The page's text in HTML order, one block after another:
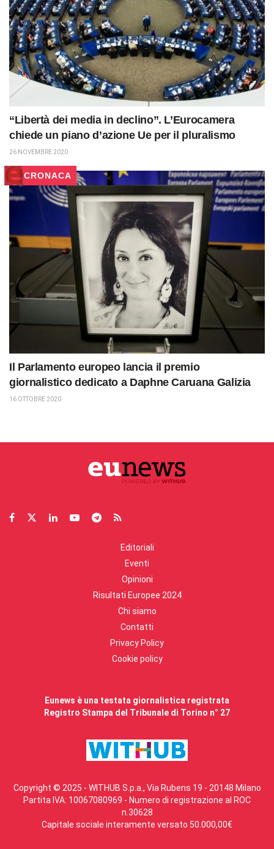
“Libertà dei media in declino”. L’Eurocamera
chiede un piano d’azione Ue per il pluralismo
26 NOVEMBRE 2020
CRONACA
Il Parlamento europeo lancia il premio
giornalistico dedicato a Daphne Caruana Galizia
16 OTTOBRE 2020
Editoriali
Eventi
Opinioni
Risultati Europee 2024
Chi siamo
Contatti
Privacy Policy
Cookie policy
Eunews è una testata giornalistica registrata
Registro Stampa del Tribunale di Torino n° 27
Copyright © 2025 - WITHUB S.p.a., Via Rubens 19 - 20148 Milano
Partita IVA: 10067080969 - Numero di registrazione al ROC
n.30628
Capitale sociale interamente versato 50.000,00€